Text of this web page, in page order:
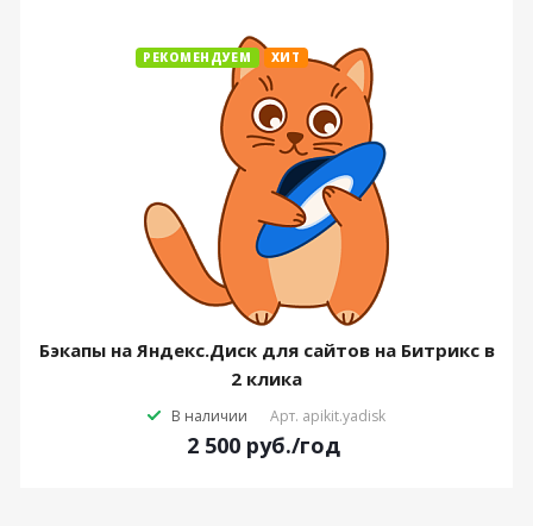
РЕКОМЕНДУЕМ ХИТ
Бэкапы на Яндекс.Диск для сайтов на Битрикс в
2 клика
В наличии Арт. apikit.yadisk
2 500 руб./год